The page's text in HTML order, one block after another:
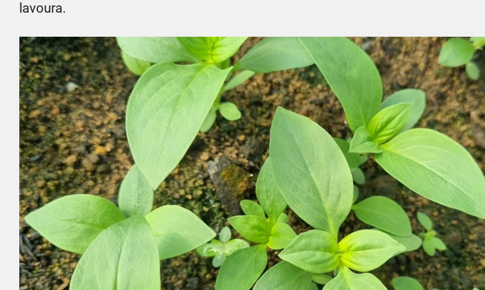
lavoura.